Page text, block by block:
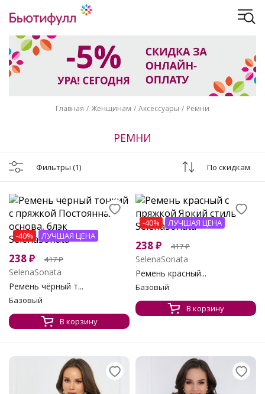
Главная Женщинам Аксессуары Ремни
РЕМНИ
Фильтры (1) По скидкам
-40% ЛУЧШАЯ ЦЕНА
238₽ 417₽
SelenaSonata
Ремень чёрный т...
Базовый
В корзину
-40% ЛУЧШАЯ ЦЕНА
238₽ 417₽
SelenaSonata
Ремень красный...
Базовый
В корзину